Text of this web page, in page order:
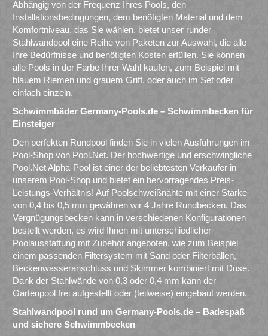
Abhängig von der Frequenz Ihres Pools, den
Installationsbedingungen, dem benötigten Material und dem
Komfortniveau, das Sie wählen, bietet unser runder
Stahlwandpool eine Reihe von Paketen zur Auswahl, die alle
Ihre Bedürfnisse und benötigten Kosten erfüllen. Sie können
alle Pools in der Farbe Ihrer Wahl kaufen, zum Beispiel mit
blauem Riemen und grauem Griff, oder auch im Set oder
einfach einzeln.
Schwimmbäder Germany-Pools.de – Schwimmbecken für
Einsteiger
Den perfekten Rundpool finden Sie in vielen Ausführungen im
Pool-Shop von Pool.Net. Der hochwertige und erschwingliche
Pool.Net Alpha-Pool ist einer der beliebtesten Verkäufer in
unserem Pool-Shop und bietet ein hervorragendes Preis-
Leistungs-Verhältnis! Auf Poolschweißnähte mit einer Stärke
von 0,4 bis 0,5 mm gewähren wir 4 Jahre Rundbecken. Das
Vergnügungsbecken kann in verschiedenen Konfigurationen
bestellt werden, es wird Ihnen mit unterschiedlicher
Poolausstattung mit Zubehör angeboten, wie zum Beispiel
einem passenden Filtersystem mit Sand oder Filterbällen,
Beckenwasseranschluss und Skimmer kombiniert mit Düse.
Dank der Stahlwände von 0,3 oder 0,4 mm kann der
Gartenpool frei aufgestellt oder (teilweise) eingebaut werden.
Stahlwandpool rund um Germany-Pools.de – Badespaß
und sichere Schwimmbecken